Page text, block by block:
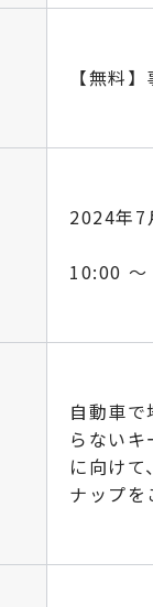
【無料
2024年7
10:00
自動車
らない
に向け
ナップを